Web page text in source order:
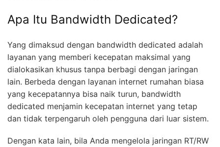
Apa Itu Bandwidth Dedicated?
Yang dimaksud dengan bandwidth dedicated adalah
layanan yang memberi kecepatan maksimal yang
dialokasikan khusus tanpa berbagi dengan jaringan
lain. Berbeda dengan layanan internet rumahan biasa
yang kecepatannya bisa naik turun, bandwidth
dedicated menjamin kecepatan internet yang tetap
dan tidak terpengaruh oleh pengguna dari luar sistem.
Dengan kata lain, bila Anda mengelola jaringan RT/RW